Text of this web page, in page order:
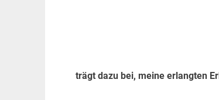
trägt dazu bei, meine erlangten